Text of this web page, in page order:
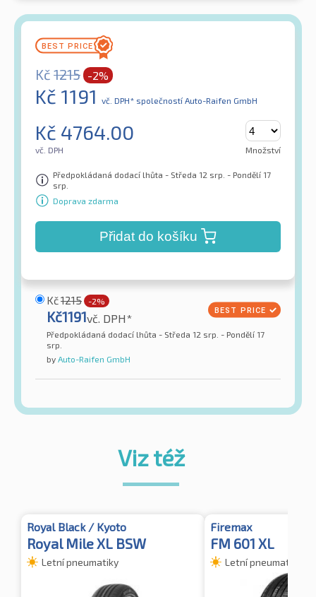
Kč 1215 -2%
Kč 1191 vč. DPH* společností Auto-Raifen GmbH
Kč 4764.00
vč. DPH Množství
Předpokládaná dodací lhůta - Středa 12 srp. - Pondělí 17
srp.
Doprava zdarma
Přidat do košíku
Kč1215 -2%
Kč1191vč. DPH*
Předpokládaná dodací lhůta - Středa 12 srp. - Pondělí 17
srp.
by Auto-Raifen GmbH
Viz též
Royal Black / Kyoto
Royal Mile XL BSW
Letní pneumatiky
Firemax
FM 601 XL
Letní pneumatiky